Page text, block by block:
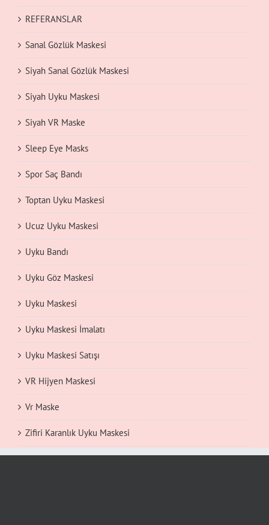
REFERANSLAR
Sanal Gözlük Maskesi
Siyah Sanal Gözlük Maskesi
Siyah Uyku Maskesi
Siyah VR Maske
Sleep Eye Masks
Spor Saç Bandı
Toptan Uyku Maskesi
Ucuz Uyku Maskesi
Uyku Bandı
Uyku Göz Maskesi
Uyku Maskesi
Uyku Maskesi İmalatı
Uyku Maskesi Satışı
VR Hijyen Maskesi
Vr Maske
Zifiri Karanlık Uyku Maskesi